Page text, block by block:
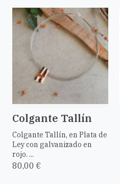
Colgante Tallín
Colgante Tallín, en Plata de
Ley con galvanizado en
rojo. ...
80,00 €